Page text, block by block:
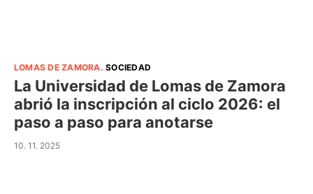
LOMAS DE ZAMORA.SOCIEDAD
La Universidad de Lomas de Zamora
abrió la inscripción al ciclo 2026: el
paso a paso para anotarse
10. 11. 2025